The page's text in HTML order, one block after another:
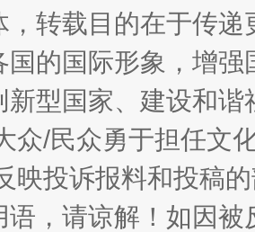
，转载目的在于传
国的国际形象，增
新型国家、建设和
众/民众勇于担任文
映投诉报料和投稿
语，请谅解！如因